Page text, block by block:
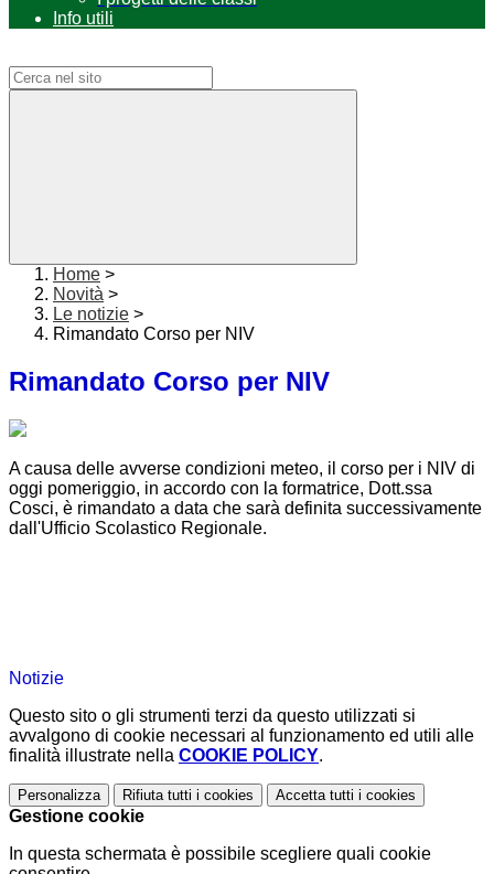
Info utili
Home >
Novità >
Le notizie >
Rimandato Corso per NIV
Rimandato Corso per NIV
A causa delle avverse condizioni meteo, il corso per i NIV di
oggi pomeriggio, in accordo con la formatrice, Dott.ssa
Cosci, è rimandato a data che sarà definita successivamente
dall'Ufficio Scolastico Regionale.
Notizie
Questo sito o gli strumenti terzi da questo utilizzati si
avvalgono di cookie necessari al funzionamento ed utili alle
finalità illustrate nella COOKIE POLICY.
Personalizza Rifiuta tutti i cookies Accetta tutti i cookies
Gestione cookie
In questa schermata è possibile scegliere quali cookie